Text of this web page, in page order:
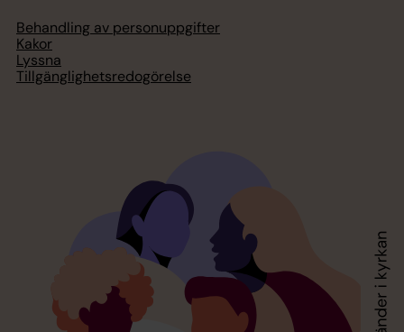
Behandling av personuppgifter
Kakor
Lyssna
Tillgänglighetsredogörelse